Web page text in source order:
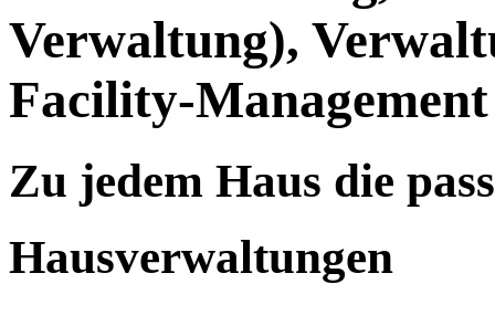
Verwaltung),
Facility-Management
Zu jedem Haus die
Hausverwaltungen